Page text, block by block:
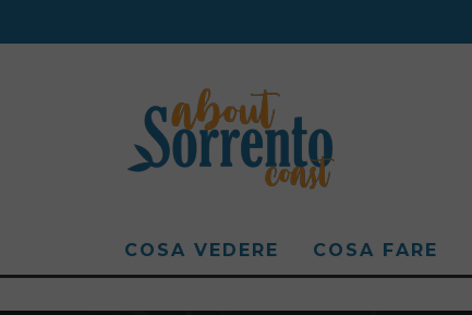
COSA VEDERE COSA FARE